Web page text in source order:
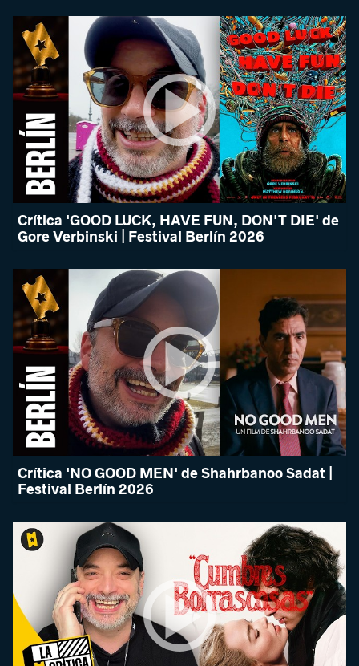
Crítica 'GOOD LUCK, HAVE FUN, DON'T DIE' de
Gore Verbinski | Festival Berlín 2026
Crítica 'NO GOOD MEN' de Shahrbanoo Sadat |
Festival Berlín 2026